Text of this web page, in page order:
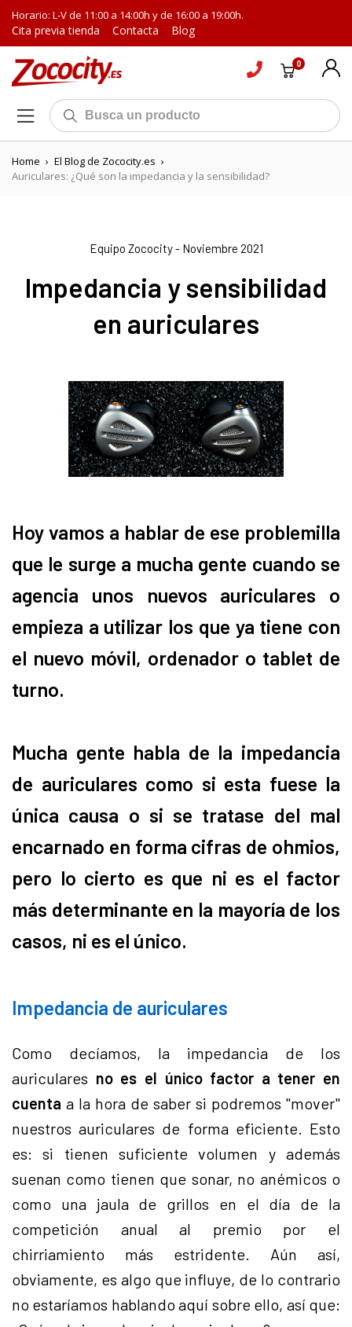
Horario: L-V de 11:00 a 14:00h y de 16:00 a 19:00h.
Cita previa tienda Contacta Blog
0
Home › El Blog de Zococity.es ›
Auriculares: ¿Qué son la impedancia y la sensibilidad?
Equipo Zococity - Noviembre 2021
Impedancia y sensibilidad
en auriculares
Hoy vamos a hablar de ese problemilla
que le surge a mucha gente cuando se
agencia unos nuevos auriculares o
empieza a utilizar los que ya tiene con
el nuevo móvil, ordenador o tablet de
turno.
Mucha gente habla de la impedancia
de auriculares como si esta fuese la
única causa o si se tratase del mal
encarnado en forma cifras de ohmios,
pero lo cierto es que ni es el factor
más determinante en la mayoría de los
casos, ni es el único.
Impedancia de auriculares
Como decíamos, la impedancia de los
auriculares no es el único factor a tener en
cuenta a la hora de saber si podremos "mover"
nuestros auriculares de forma eficiente. Esto
es: si tienen suficiente volumen y además
suenan como tienen que sonar, no anémicos o
como una jaula de grillos en el día de la
competición anual al premio por el
chirriamiento más estridente. Aún así,
obviamente, es algo que influye, de lo contrario
no estaríamos hablando aquí sobre ello, así que: